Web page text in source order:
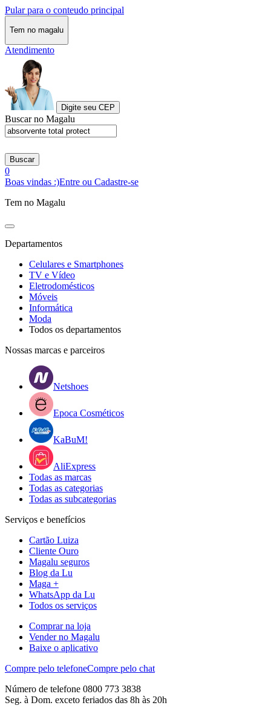
Pular para o conteudo principal
Tem no magalu
Atendimento
Digite seu CEP
Buscar no Magalu
Buscar
0
Boas vindas :)Entre ou Cadastre-se
Tem no Magalu
Departamentos
Celulares e Smartphones
TV e Vídeo
Eletrodomésticos
Móveis
Informática
Moda
Todos os departamentos
Nossas marcas e parceiros
Netshoes
Epoca Cosméticos
KaBuM!
AliExpress
Todas as marcas
Todas as categorias
Todas as subcategorias
Serviços e benefícios
Cartão Luiza
Cliente Ouro
Magalu seguros
Blog da Lu
Maga +
WhatsApp da Lu
Todos os serviços
Comprar na loja
Vender no Magalu
Baixe o aplicativo
Compre pelo telefoneCompre pelo chat
Número de telefone 0800 773 3838
Seg. à Dom. exceto feriados das 8h às 20h